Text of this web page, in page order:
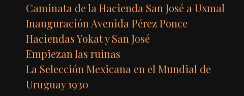
Caminata de la Hacienda San José a Uxmal
Inauguración Avenida Pérez Ponce
Haciendas Yokat y San José
Empiezan las ruinas
La Selección Mexicana en el Mundial de
Uruguay 1930